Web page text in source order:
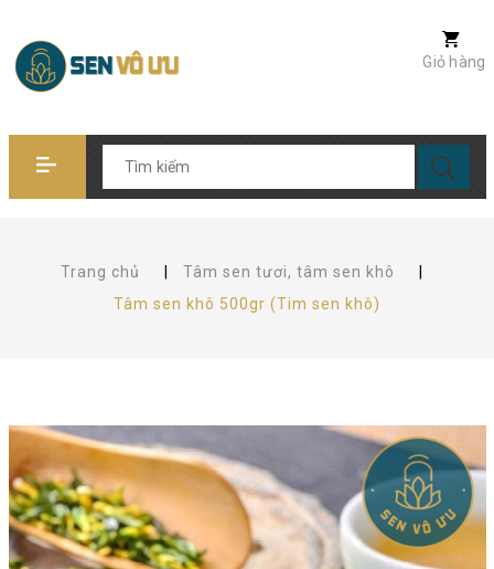
Giỏ hàng
Trang chủ Tâm sen tươi, tâm sen khô
Tâm sen khô 500gr (Tim sen khô)